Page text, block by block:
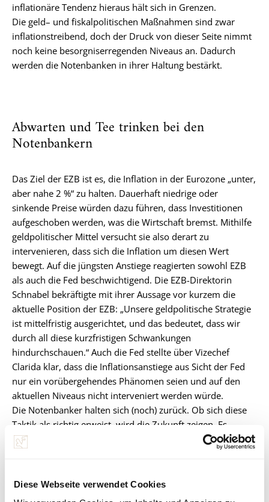
Diese Webseite verwendet Cookies
inflationäre Tendenz hieraus hält sich in Grenzen.
Die geld– und fiskalpolitischen Maßnahmen sind zwar
inflationstreibend, doch der Druck von dieser Seite nimmt
noch keine besorgniserregenden Niveaus an. Dadurch
werden die Notenbanken in ihrer Haltung bestärkt.
Abwarten und Tee trinken bei den
Notenbankern
Das Ziel der EZB ist es, die Inflation in der Eurozone „unter,
aber nahe 2 %“ zu halten. Dauerhaft niedrige oder
sinkende Preise würden dazu führen, dass Investitionen
aufgeschoben werden, was die Wirtschaft bremst. Mithilfe
geldpolitischer Mittel versucht sie also derart zu
intervenieren, dass sich die Inflation um diesen Wert
bewegt. Auf die jüngsten Anstiege reagierten sowohl EZB
als auch die Fed beschwichtigend. Die EZB-Direktorin
Schnabel bekräftigte mit ihrer Aussage vor kurzem die
aktuelle Position der EZB: „Unsere geldpolitische Strategie
ist mittelfristig ausgerichtet, und das bedeutet, dass wir
durch all diese kurzfristigen Schwankungen
hindurchschauen.“ Auch die Fed stellte über Vizechef
Clarida klar, dass die Inflationsanstiege aus Sicht der Fed
nur ein vorübergehendes Phänomen seien und auf den
aktuellen Niveaus nicht interveniert werden würde.
Die Notenbanker halten sich (noch) zurück. Ob sich diese
Taktik als richtig erweist, wird die Zukunft zeigen. Es
besteht zugleich aber das Risiko, dass geldpolitische
Straffungen – in Form von Zinserhöhungen oder dem
erfolgen könnten. Denn die Inflation reagiert verzögert auf
die wirtschaftlichen Entwicklungen.